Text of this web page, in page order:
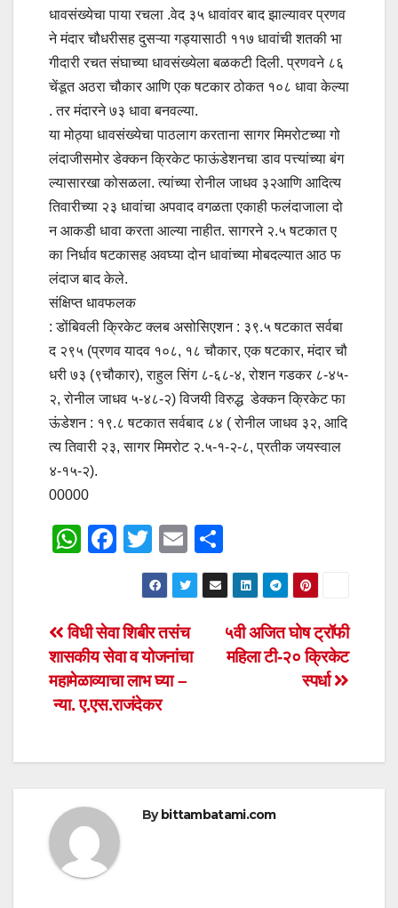
धावसंख्येचा पाया रचला .वेद ३५ धावांवर बाद झाल्यावर प्रणव
ने मंदार चौधरीसह दुसऱ्या गड्यासाठी ११७ धावांची शतकी भा
गीदारी रचत संघाच्या धावसंख्येला बळकटी दिली. प्रणवने ८६
चेंडूत अठरा चौकार आणि एक षटकार ठोकत १०८ धावा केल्या
. तर मंदारने ७३ धावा बनवल्या.
या मोठ्या धावसंख्येचा पाठलाग करताना सागर मिमरोटच्या गो
लंदाजीसमोर डेक्कन क्रिकेट फाऊंडेशनचा डाव पत्त्यांच्या बंग
ल्यासारखा कोसळला. त्यांच्या रोनील जाधव ३२आणि आदित्य
तिवारीच्या २३ धावांचा अपवाद वगळता एकाही फलंदाजाला दो
न आकडी धावा करता आल्या नाहीत. सागरने २.५ षटकात ए
का निर्धाव षटकासह अवघ्या दोन धावांच्या मोबदल्यात आठ फ
लंदाज बाद केले.
संक्षिप्त धावफलक
: डोंबिवली क्रिकेट क्लब असोसिएशन : ३९.५ षटकात सर्वबा
द २९५ (प्रणव यादव १०८, १८ चौकार, एक षटकार, मंदार चौ
धरी ७३ (९चौकार), राहुल सिंग ८-६८-४, रोशन गडकर ८-४५-
२, रोनील जाधव ५-४८-२) विजयी विरुद्ध डेक्कन क्रिकेट फा
ऊंडेशन : १९.८ षटकात सर्वबाद ८४ ( रोनील जाधव ३२, आदि
त्य तिवारी २३, सागर मिमरोट २.५-१-२-८, प्रतीक जयस्वाल
४-१५-२).
00000
W
s
A
p
p
F
e
b
o
o
T
wi
tt
er
E
m
ail
h
ar
e
Post
navigation
५वी अजित घोष ट्रॉफी
महिला टी-२० क्रिकेट
स्पर्धा
विधी सेवा शिबीर तसंच
शासकीय सेवा व योजनांचा
महामेळाव्याचा लाभ घ्या –
न्या. ए.एस.राजंदेकर
By bittambatami.com